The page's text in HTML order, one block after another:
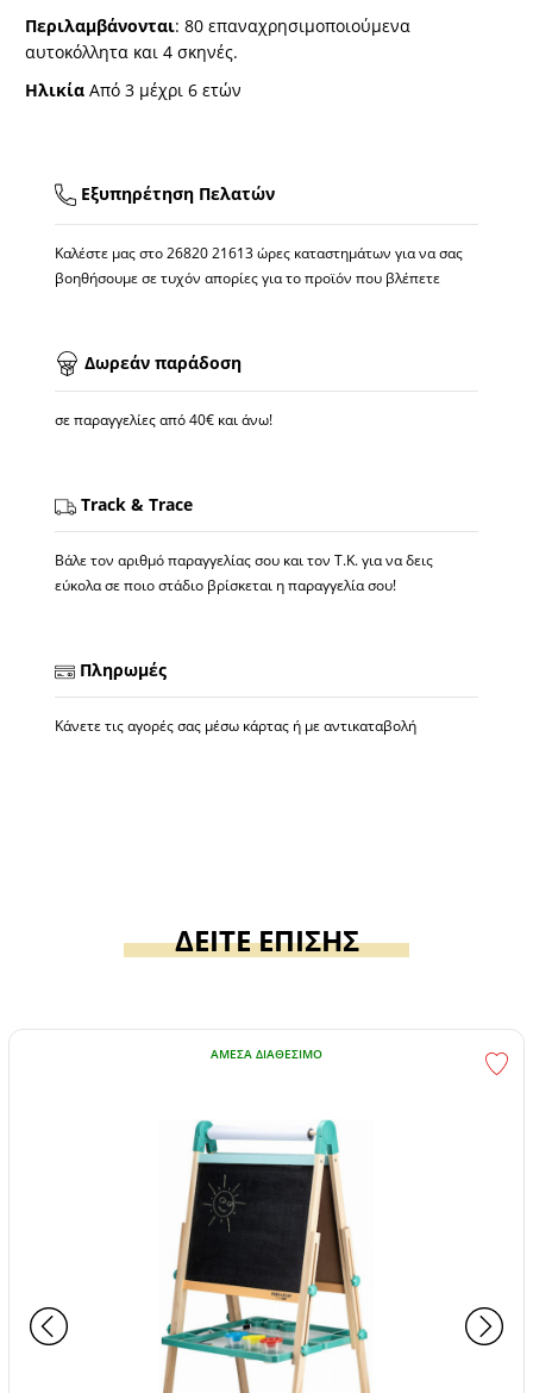
Περιλαμβάνονται: 80 επαναχρησιμοποιούμενα
αυτοκόλλητα και 4 σκηνές.
ΗλικίαΑπό 3 μέχρι 6 ετών
Εξυπηρέτηση Πελατών
Καλέστε μας στο26820 21613ώρες καταστημάτων για να σας
βοηθήσουμε σε τυχόν απορίες για το προϊόν που βλέπετε
Δωρεάν παράδοση
σε παραγγελίες από 40€ και άνω!
Track & Trace
Βάλε τον αριθμό παραγγελίας σου και τον Τ.Κ. για να δεις
εύκολα σε ποιο στάδιο βρίσκεται η παραγγελία σου!
Πληρωμές
Κάνετε τις αγορές σας μέσω κάρτας ή με αντικαταβολή
ΔΕΙΤΕ ΕΠΙΣΗΣ
ΆΜΕΣΑ ΔΙΑΘΈΣΙΜΟ